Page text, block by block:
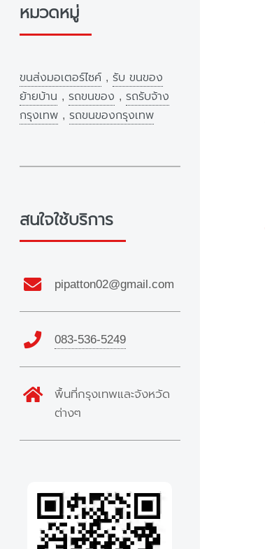
หมวดหมู่
ขนส่งมอเตอร์ไซค์ , รับ ขนของ
ย้ายบ้าน , รถขนของ , รถรับจ้าง
กรุงเทพ , รถขนของกรุงเทพ
สนใจใช้บริการ
pipatton02@gmail.com
083-536-5249
พื้นที่กรุงเทพและจังหวัด
ต่างๆ